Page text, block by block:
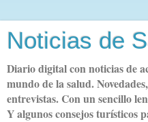
Noticias de
Diario digital con noticias de
mundo de la salud.
entrevistas. Con un sencillo
Y algunos consejos turísticos